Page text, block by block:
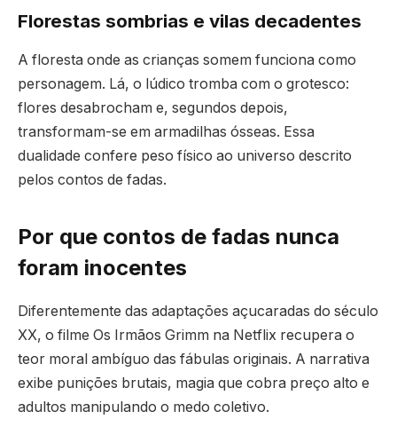
Florestas sombrias e vilas decadentes
A floresta onde as crianças somem funciona como
personagem. Lá, o lúdico tromba com o grotesco:
flores desabrocham e, segundos depois,
transformam-se em armadilhas ósseas. Essa
dualidade confere peso físico ao universo descrito
pelos contos de fadas.
Por que contos de fadas nunca
foram inocentes
Diferentemente das adaptações açucaradas do século
XX, o filme Os Irmãos Grimm na Netflix recupera o
teor moral ambíguo das fábulas originais. A narrativa
exibe punições brutais, magia que cobra preço alto e
adultos manipulando o medo coletivo.